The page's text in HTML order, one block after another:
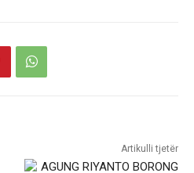
Artikulli tjetër